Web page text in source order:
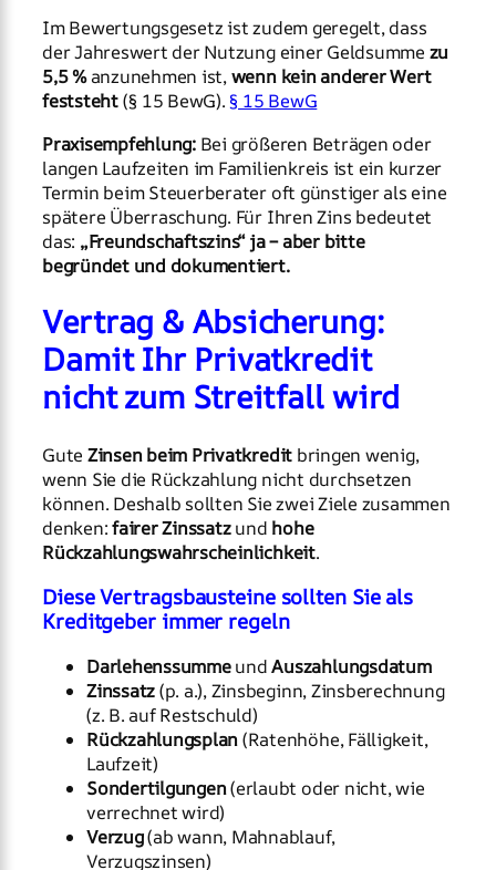
Im Bewertungsgesetz ist zudem geregelt, dass
der Jahreswert der Nutzung einer Geldsumme zu
5,5 %anzunehmen ist,wenn kein anderer Wert
feststeht(§ 15 BewG).§ 15 BewG
Praxisempfehlung:Bei größeren Beträgen oder
langen Laufzeiten im Familienkreis ist ein kurzer
Termin beim Steuerberater oft günstiger als eine
spätere Überraschung. Für Ihren Zins bedeutet
das: „Freundschaftszins“ ja – aber bitte
begründet und dokumentiert.
Vertrag & Absicherung:
Damit Ihr Privatkredit
nicht zum Streitfall wird
Gute Zinsen beim Privatkredit bringen wenig,
wenn Sie die Rückzahlung nicht durchsetzen
können. Deshalb sollten Sie zwei Ziele zusammen
denken:fairer Zinssatzund hohe
Rückzahlungswahrscheinlichkeit.
Diese Vertragsbausteine sollten Sie als
Kreditgeber immer regeln
DarlehenssummeundAuszahlungsdatum
Zinssatz(p. a.), Zinsbeginn, Zinsberechnung
(z. B. auf Restschuld)
Rückzahlungsplan(Ratenhöhe, Fälligkeit,
Laufzeit)
Sondertilgungen(erlaubt oder nicht, wie
verrechnet wird)
Verzug(ab wann, Mahnablauf,
Verzugszinsen)